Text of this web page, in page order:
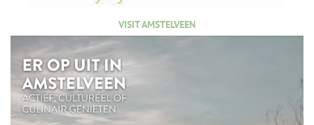
VISIT AMSTELVEEN